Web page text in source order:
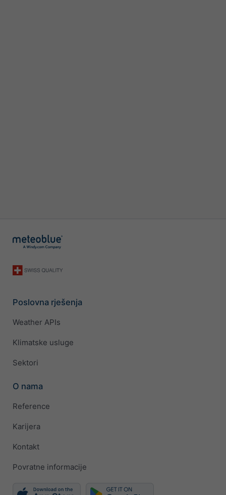
Poslovna rješenja
Weather APIs
Klimatske usluge
Sektori
O nama
Reference
Karijera
Kontakt
Povratne informacije